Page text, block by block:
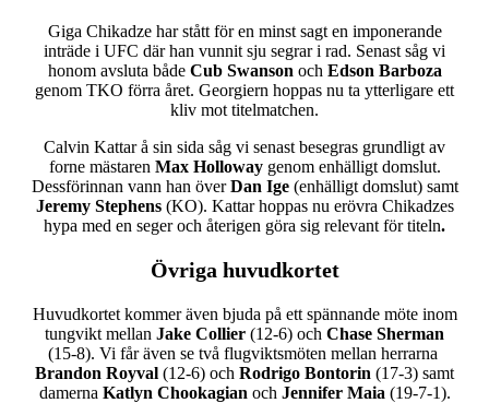
Giga Chikadze har stått för en minst sagt en imponerande
inträde i UFC där han vunnit sju segrar i rad. Senast såg vi
honom avsluta både Cub Swanson och Edson Barboza
genom TKO förra året. Georgiern hoppas nu ta ytterligare ett
kliv mot titelmatchen.
Calvin Kattar å sin sida såg vi senast besegras grundligt av
forne mästaren Max Holloway genom enhälligt domslut.
Dessförinnan vann han överDan Ige (enhälligt domslut) samt
Jeremy Stephens (KO). Kattar hoppas nu erövra Chikadzes
hypa med en seger och återigen göra sig relevant för titeln.
Övriga huvudkortet
Huvudkortet kommer även bjuda på ett spännande möte inom
tungvikt mellan Jake Collier (12-6) och Chase Sherman
(15-8). Vi får även se två flugviktsmöten mellan herrarna
Brandon Royval (12-6) och Rodrigo Bontorin (17-3) samt
damerna Katlyn Chookagian och Jennifer Maia (19-7-1).